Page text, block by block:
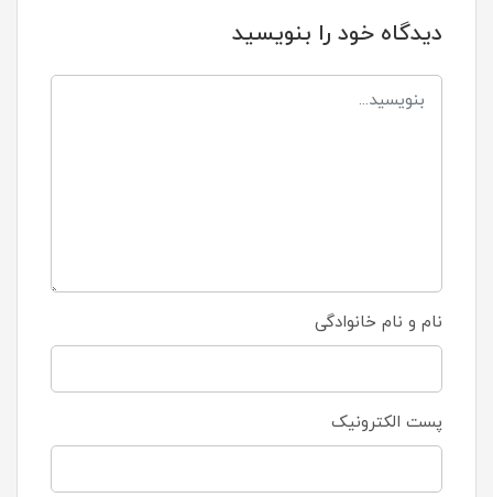
دیدگاه خود را بنویسید
نام و نام خانوادگی
پست الکترونیک